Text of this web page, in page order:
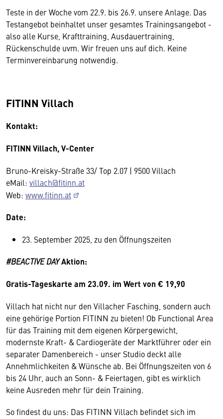
Teste in der Woche vom 22.9. bis 26.9. unsere Anlage. Das
Testangebot beinhaltet unser gesamtes Trainingsangebot -
also alle Kurse, Krafttraining, Ausdauertraining,
Rückenschulde uvm. Wir freuen uns auf dich. Keine
Terminvereinbarung notwendig.
FITINN Villach
Kontakt:
FITINN Villach, V-Center
Bruno-Kreisky-Straße 33/ Top 2.07 | 9500 Villach
eMail: villach@fitinn.at
Web: www.fitinn.at
Date:
23. September 2025, zu den Öffnungszeiten
#BEACTIVE DAYAktion:
Gratis-Tageskarte am 23.09. im Wert von € 19,90
Villach hat nicht nur den Villacher Fasching, sondern auch
eine gehörige Portion FITINN zu bieten! Ob Functional Area
für das Training mit dem eigenen Körpergewicht,
modernste Kraft- & Cardiogeräte der Marktführer oder ein
separater Damenbereich - unser Studio deckt alle
Annehmlichkeiten & Wünsche ab. Bei Öffnungszeiten von 6
bis 24 Uhr, auch an Sonn- & Feiertagen, gibt es wirklich
keine Ausreden mehr für dein Training.
So findest du uns: Das FITINN Villach befindet sich im